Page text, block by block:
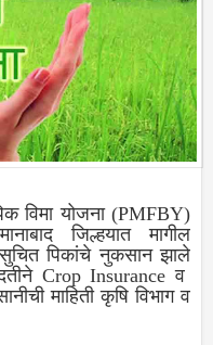
विमा योजना (PMFBY)
जिल्हयात मागील
पिकांचे नुकसान झाले
Crop Insurance व
माहिती कृषि विभाग व